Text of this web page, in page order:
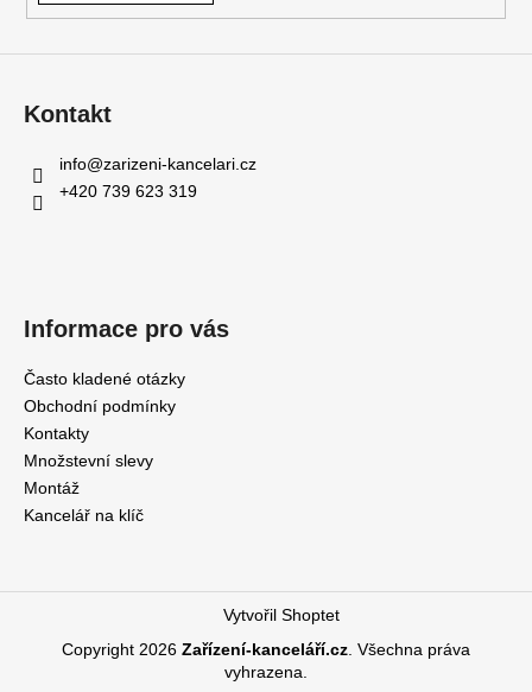
Kontakt
info@zarizeni-kancelari.cz
+420 739 623 319
Informace pro vás
Často kladené otázky
Obchodní podmínky
Kontakty
Množstevní slevy
Montáž
Kancelář na klíč
Vytvořil Shoptet
Copyright 2026 Zařízení-kanceláří.cz . Všechna práva
vyhrazena.